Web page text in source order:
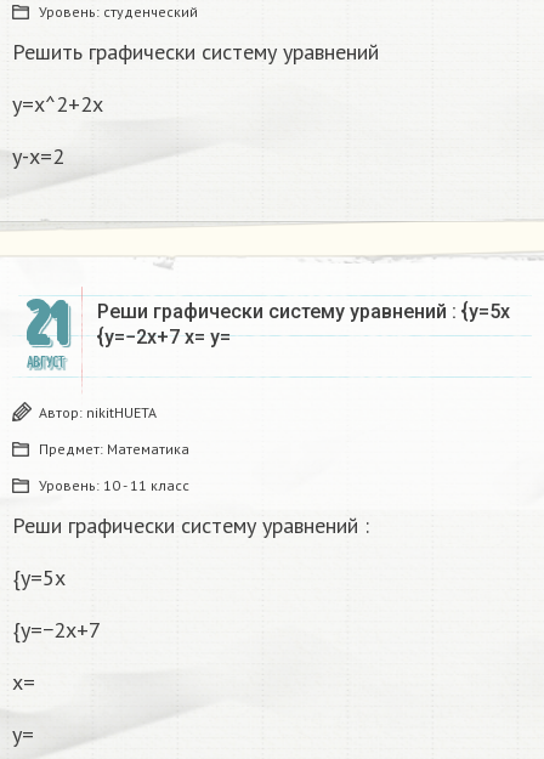
Уровень: студенческий
Решить графически систему уравнений
y=x^2+2x
y-x=2
21
АВГУСТ
Реши графически систему уравнений : {y=5x
{y=−2x+7 x= y=
Автор: nikitHUETA
Предмет: Математика
Уровень: 10 - 11 класс
Реши графически систему уравнений :
{y=5x
{y=−2x+7
x=
y=